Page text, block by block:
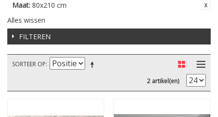
Maat: 80x210 cm
Alles wissen
FILTEREN
SORTEER OP
2 artikel(en)